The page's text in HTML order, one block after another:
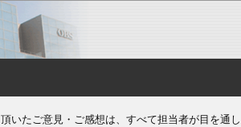
頂いたご意見・ご感想は、すべて担当者が目を通